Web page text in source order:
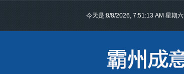
今天是:8/8/2026, 7:51:14 AM 星期六